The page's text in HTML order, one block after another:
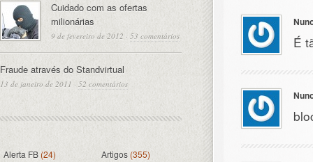
É
Cuidado com as ofertas
milionárias
9 de fevereiro de 2012 · 53 comentários
Fraude através do Standvirtual
13 de janeiro de 2011 · 52 comentários
Alerta FB(24) Artigos (355)